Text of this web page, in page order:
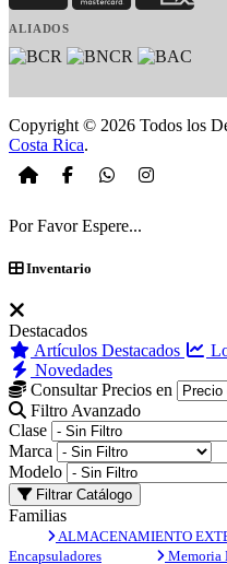
ALIADOS
Copyright © 2026 Todos los
Costa Rica.
Por Favor Espere...
Inventario
Destacados
Artículos Destacados
Novedades
Consultar Precios en
Filtro Avanzado
Clase
Marca
Modelo
Filtrar Catálogo
Familias
ALMACENAMIENTO
Encapsuladores
Memoria